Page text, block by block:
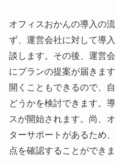
オフィスおかんの導入の
ず、運営会社に対して導
談します。その後、運営
にプランの提案が届きま
開くこともできるので、
どうかを検討できます。
スが開始されます。尚、
ターサポートがあるため
点を確認することができま